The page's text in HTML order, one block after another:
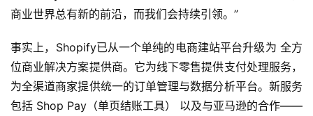
首
商业世界总有新的前沿，而我们会持续引领。”
事实上，Shopify已从一个单纯的电商建站平台升级为 全方
位商业解决方案提供商。它为线下零售提供支付处理服务，
为全渠道商家提供统一的订单管理与数据分析平台。新服务
包括 Shop Pay（单页结账工具） 以及与亚马逊的合作——